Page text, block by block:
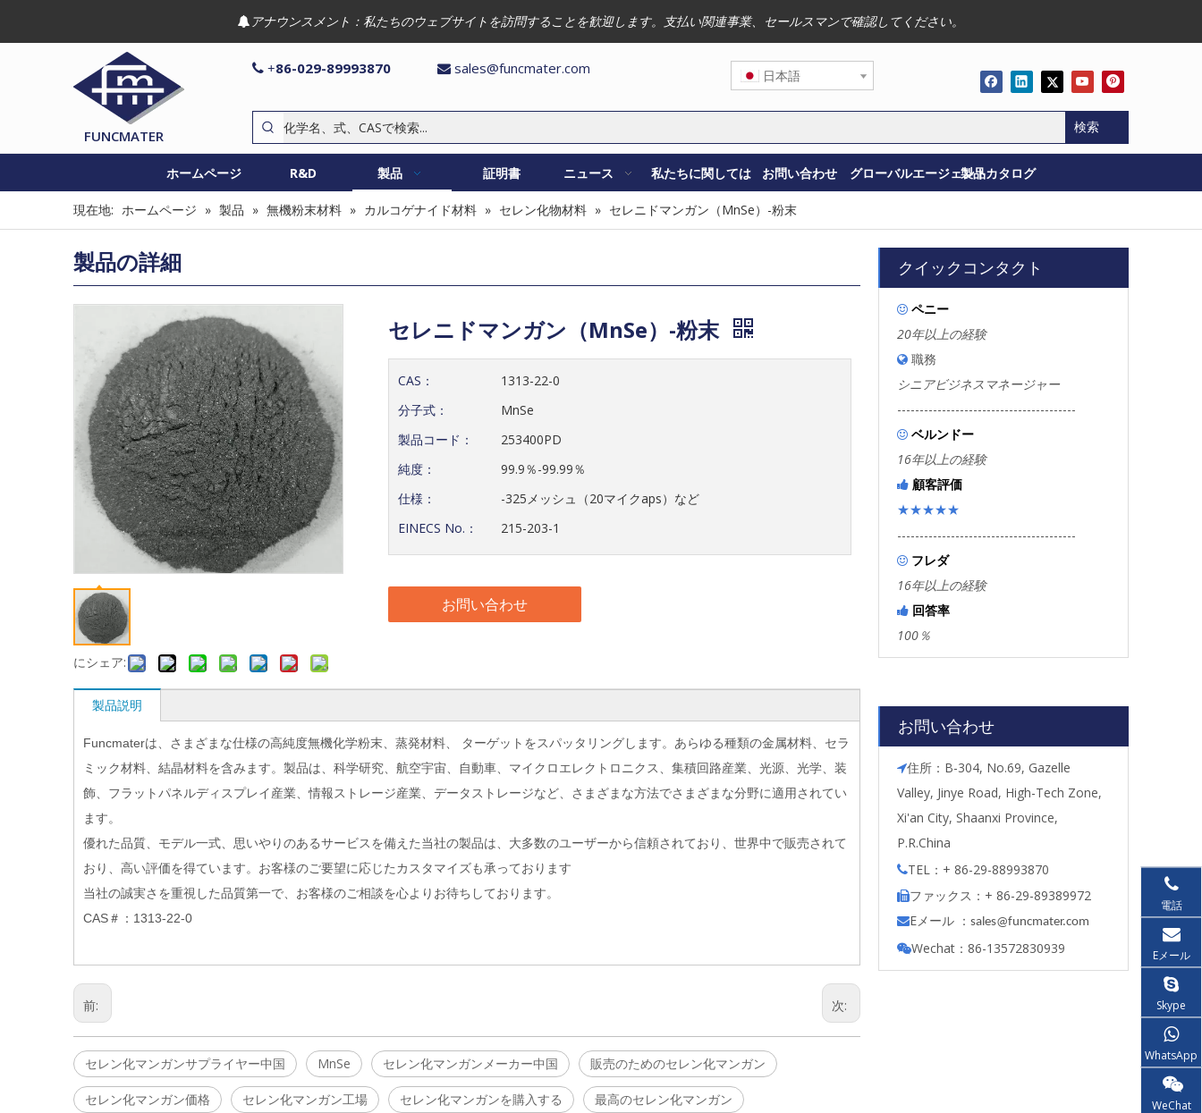
 アナウンスメント：私たちのウェブサイトを訪問することを歓迎します。支払い関連事業、セールスマンで確認してください。
FUNCMATER
 +86-029-89993870  sales@funcmater.com 日本語
検索
ホームページ R&D 製品 証明書 ニュース 私たちに関しては お問い合わせ グローバルエージェント製品カタログ
現在地: ホームページ » 製品 » 無機粉末材料 » カルコゲナイド材料 » セレン化物材料 » セレニドマンガン（MnSe）-粉末
製品の詳細
にシェア:
セレニドマンガン（MnSe）-粉末
CAS：
1313-22-0
分子式：
MnSe
製品コード：
253400PD
純度：
99.9％-99.99％
仕様：
-325メッシュ（20マイクaps）など
EINECS No.：
215-203-1
お問い合わせ
製品説明
Funcmaterは、さまざまな仕様の高純度無機化学粉末、蒸発材料、
ターゲットをスパッタリングします。あらゆる種類の金属材料、セラ
ミック材料、結晶材料を含みます。製品は、科学研究、航空宇宙、自動車、マイクロエレクトロニクス、集積回路産業、光源、光学、装
飾、フラットパネルディスプレイ産業、情報ストレージ産業、データストレージなど、さまざまな方法でさまざまな分野に適用されてい
ます。
優れた品質、モデル一式、思いやりのあるサービスを備えた当社の製品は、大多数のユーザーから信頼されており、世界中で販売されて
おり、高い評価を得ています。お客様のご要望に応じたカスタマイズも承っております
当社の誠実さを重視した品質第一で、お客様のご相談を心よりお待ちしております。
CAS＃：1313-22-0
前: 次:
セレン化マンガンサプライヤー中国 MnSe セレン化マンガンメーカー中国 販売のためのセレン化マンガン
セレン化マンガン価格 セレン化マンガン工場 セレン化マンガンを購入する 最高のセレン化マンガン
クイックコンタクト
 ペニー
20年以上の経験
 職務
シニアビジネスマネージャー
----------------------------------------
 ベルンドー
16年以上の経験
 顧客評価
★★★★★
----------------------------------------
 フレダ
16年以上の経験
 回答率
100％
お問い合わせ
住所：B-304, No.69, Gazelle
Valley, Jinye Road, High-Tech Zone,
Xi'an City, Shaanxi Province,
P.R.China
TEL：+ 86-29-88993870
ファックス：+ 86-29-89389972
Eメール ： sales@funcmater.com
Wechat：86-13572830939
電話
Eメール
Skype
WhatsApp
WeChat